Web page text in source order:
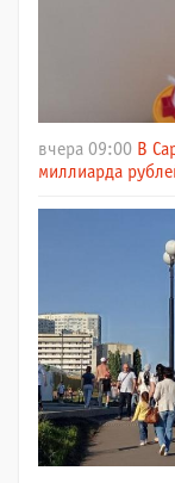
вчера 09:00 В
миллиарда